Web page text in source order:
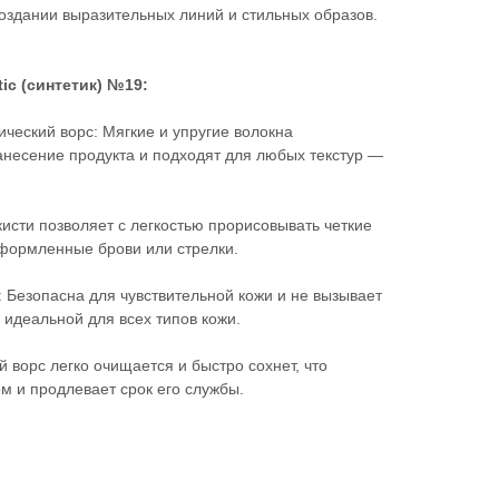
выразительных линий и стильных образов.
(синтетик) №19:
ворс: Мягкие и упругие волокна
продукта и подходят для любых текстур —
позволяет с легкостью прорисовывать четкие
брови или стрелки.
для чувствительной кожи и не вызывает
для всех типов кожи.
ворс легко очищается и быстро сохнет, что
и продлевает срок его службы.